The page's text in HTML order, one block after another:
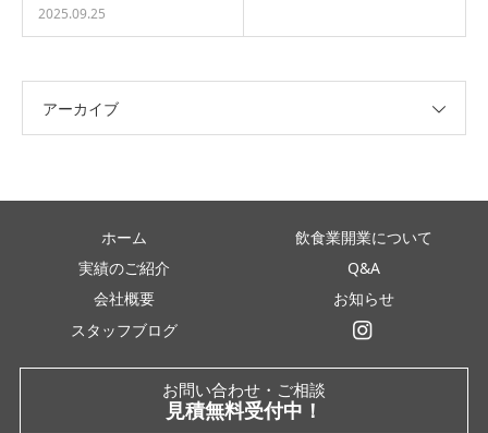
2025.09.25
アーカイブ
ホーム
飲食業開業について
実績のご紹介
Q&A
会社概要
お知らせ
スタッフブログ
お問い合わせ・ご相談
見積無料受付中！